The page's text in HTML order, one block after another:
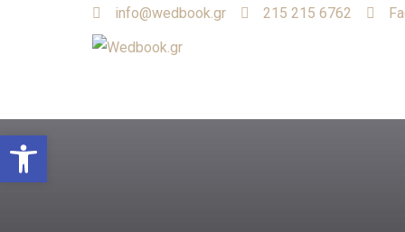
info@wedbook.gr 215 215 6762
Open toolbar